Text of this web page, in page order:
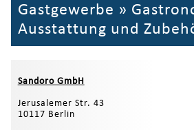
Gastgewerbe »
Ausstattung und
Sandoro GmbH
Jerusalemer Str. 43
10117 Berlin